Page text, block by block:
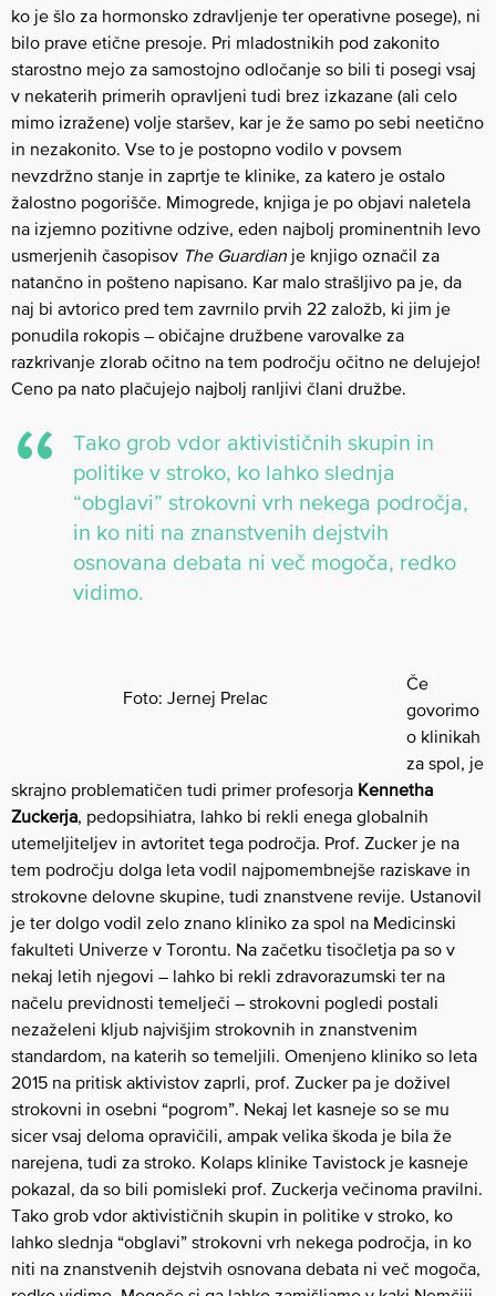
ko je šlo za hormonsko zdravljenje ter operativne posege), ni
bilo prave etične presoje. Pri mladostnikih pod zakonito
starostno mejo za samostojno odločanje so bili ti posegi vsaj
v nekaterih primerih opravljeni tudi brez izkazane (ali celo
mimo izražene) volje staršev, kar je že samo po sebi neetično
in nezakonito. Vse to je postopno vodilo v povsem
nevzdržno stanje in zaprtje te klinike, za katero je ostalo
žalostno pogorišče. Mimogrede, knjiga je po objavi naletela
na izjemno pozitivne odzive, eden najbolj prominentnih levo
usmerjenih časopisov The Guardian je knjigo označil za
natančno in pošteno napisano. Kar malo strašljivo pa je, da
naj bi avtorico pred tem zavrnilo prvih 22 založb, ki jim je
ponudila rokopis – običajne družbene varovalke za
razkrivanje zlorab očitno na tem področju očitno ne delujejo!
Ceno pa nato plačujejo najbolj ranljivi člani družbe.
Tako grob vdor aktivističnih skupin in
politike v stroko, ko lahko slednja
“obglavi” strokovni vrh nekega področja,
in ko niti na znanstvenih dejstvih
osnovana debata ni več mogoča, redko
vidimo.
Foto: Jernej Prelac
Če
govorimo
o klinikah
za spol, je
skrajno problematičen tudi primer profesorja Kennetha
Zuckerja, pedopsihiatra, lahko bi rekli enega globalnih
utemeljiteljev in avtoritet tega področja. Prof. Zucker je na
tem področju dolga leta vodil najpomembnejše raziskave in
strokovne delovne skupine, tudi znanstvene revije. Ustanovil
je ter dolgo vodil zelo znano kliniko za spol na Medicinski
fakulteti Univerze v Torontu. Na začetku tisočletja pa so v
nekaj letih njegovi – lahko bi rekli zdravorazumski ter na
načelu previdnosti temelječi – strokovni pogledi postali
nezaželeni kljub najvišjim strokovnih in znanstvenim
standardom, na katerih so temeljili. Omenjeno kliniko so leta
2015 na pritisk aktivistov zaprli, prof. Zucker pa je doživel
strokovni in osebni “pogrom”. Nekaj let kasneje so se mu
sicer vsaj deloma opravičili, ampak velika škoda je bila že
narejena, tudi za stroko. Kolaps klinike Tavistock je kasneje
pokazal, da so bili pomisleki prof. Zuckerja večinoma pravilni.
Tako grob vdor aktivističnih skupin in politike v stroko, ko
lahko slednja “obglavi” strokovni vrh nekega področja, in ko
niti na znanstvenih dejstvih osnovana debata ni več mogoča,